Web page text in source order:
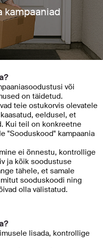
kampaaniad
või
on täidetud.
teie ostukorvis olevatele
eeldusel, et
Kui teil on konkreetne
"Sooduskood" kampaania
ei õnnestu, kontrollige
ja kõik soodustuse
tähele, et samale
sooduskoodi ning
olla välistatud.
lisada, kontrollige